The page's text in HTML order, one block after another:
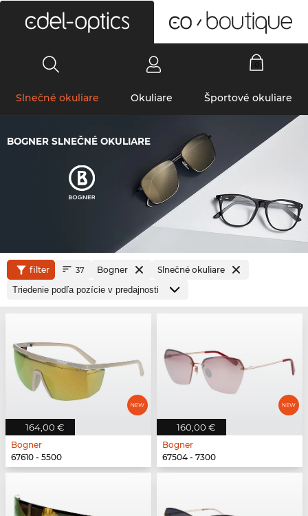
Slnečné okuliare Okuliare Športové okuliare
BOGNER SLNEČNÉ OKULIARE
filter 37 Bogner Slnečné okuliare
164,00 €
Bogner
67610 - 5500
160,00 €
Bogner
67504 - 7300